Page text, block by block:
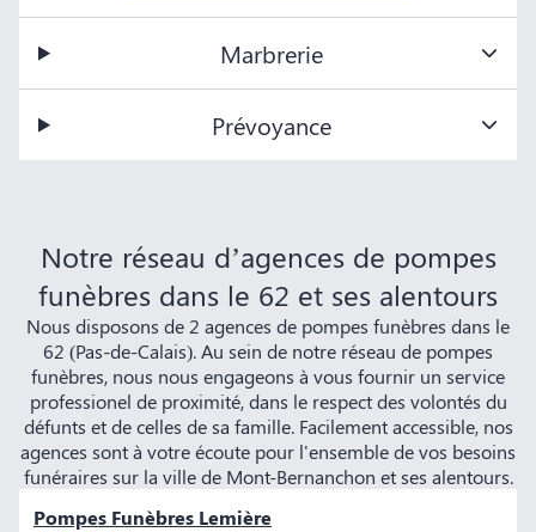
Marbrerie
Prévoyance
Notre réseau d’agences de pompes
funèbres dans le 62 et ses alentours
Nous disposons de 2 agences de pompes funèbres dans le
62 (Pas-de-Calais). Au sein de notre réseau de pompes
funèbres, nous nous engageons à vous fournir un service
professionel de proximité, dans le respect des volontés du
défunts et de celles de sa famille. Facilement accessible, nos
agences sont à votre écoute pour l'ensemble de vos besoins
funéraires sur la ville de Mont-Bernanchon et ses alentours.
Pompes Funèbres Lemière